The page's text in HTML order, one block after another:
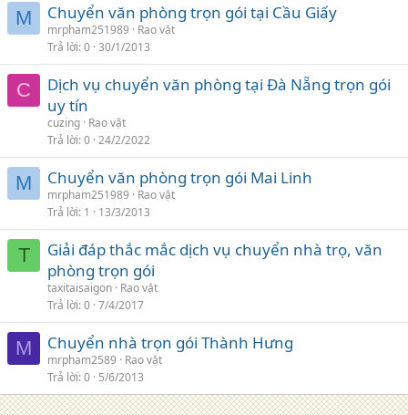
M Chuyển văn phòng trọn gói tại Cầu Giấy
mrpham251989
Rao vặt
Trả lời 0 30/1/2013
C
Dịch vụ chuyển văn phòng tại Đà Nẵng trọn gói
uy tín
cuzing Rao vặt
Trả lời 0 24/2/2022
M Chuyển văn phòng trọn gói Mai Linh
mrpham251989
Rao vặt
Trả lời 1 13/3/2013
T
Giải đáp thắc mắc dịch vụ chuyển nhà trọ, văn
phòng trọn gói
taxitaisaigon Rao vặt
Trả lời 0 7/4/2017
M Chuyển nhà trọn gói Thành Hưng
mrpham2589
Rao vặt
Trả lời 0 5/6/2013